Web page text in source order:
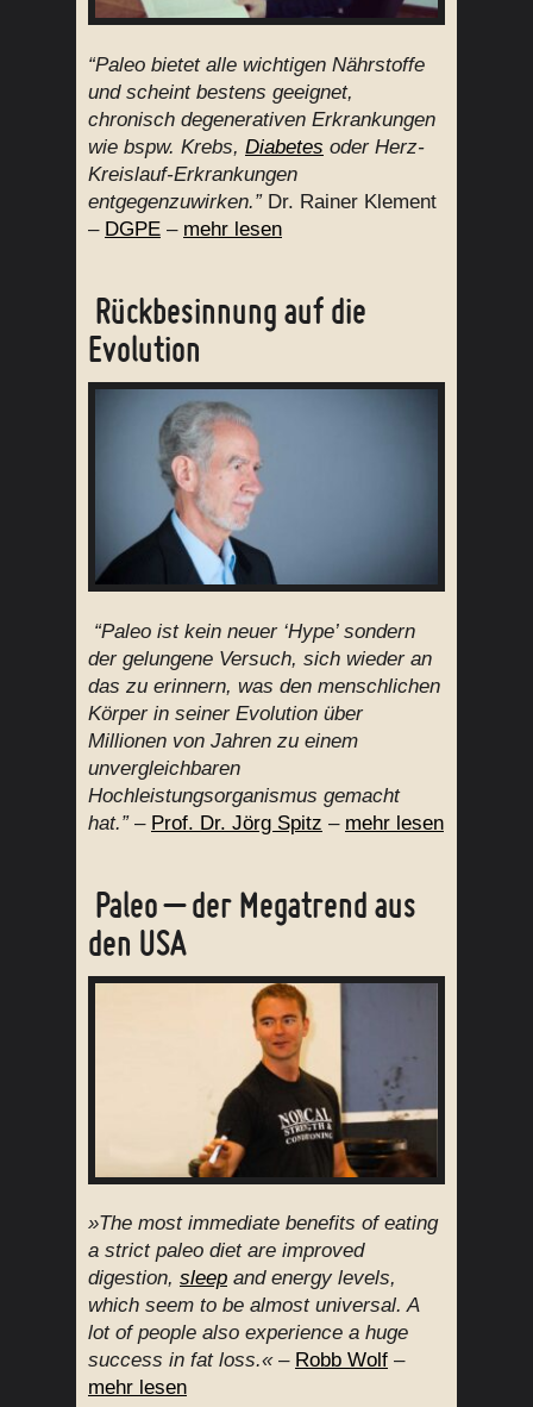
“Paleo bietet alle wichtigen Nährstoffe
und scheint bestens geeignet,
chronisch degenerativen Erkrankungen
wie bspw. Krebs, Diabetes oder Herz-
Kreislauf-Erkrankungen
entgegenzuwirken.”Dr. Rainer Klement
– DGPE – mehr lesen
Rückbesinnung auf die
Evolution
“Paleo ist kein neuer ‘Hype’ sondern
der gelungene Versuch, sich wieder an
das zu erinnern, was den menschlichen
Körper in seiner Evolution über
Millionen von Jahren zu einem
unvergleichbaren
Hochleistungsorganismus gemacht
hat.”– Prof. Dr. Jörg Spitz – mehr lesen
Paleo – der Megatrend aus
den USA
»The most immediate benefits of eating
a strict paleo diet are improved
digestion, sleep and energy levels,
which seem to be almost universal. A
lot of people also experience a huge
success in fat loss.«– Robb Wolf –
mehr lesen